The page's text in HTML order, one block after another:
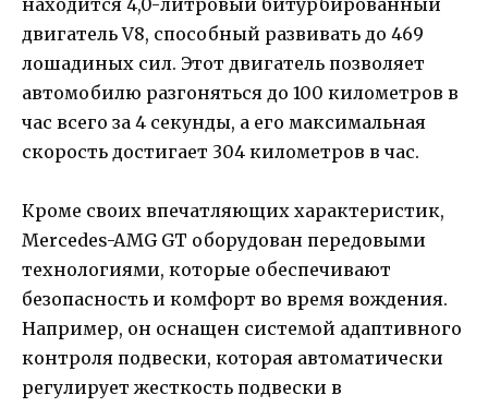
двигатель V8, способный развивать до 469
лошадиных сил. Этот двигатель позволяет
автомобилю разгоняться до 100 километров в
час всего за 4 секунды, а его максимальная
скорость достигает 304 километров в час.
Кроме своих впечатляющих характеристик,
Mercedes-AMG GT оборудован передовыми
технологиями, которые обеспечивают
безопасность и комфорт во время вождения.
Например, он оснащен системой адаптивного
контроля подвески, которая автоматически
регулирует жесткость подвески в